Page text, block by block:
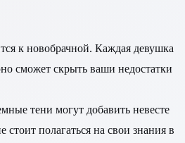
к новобрачной. Каждая девушка
сможет скрыть ваши недостатки
тени могут добавить невесте
полагаться на свои знания в